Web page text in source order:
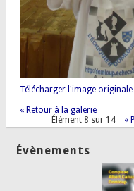
Télécharger l'image originale
« Retour à la galerie
Élément 8 sur 14
«
Évènements